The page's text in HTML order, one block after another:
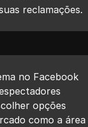
reclamações.
no Facebook
opções
como a área